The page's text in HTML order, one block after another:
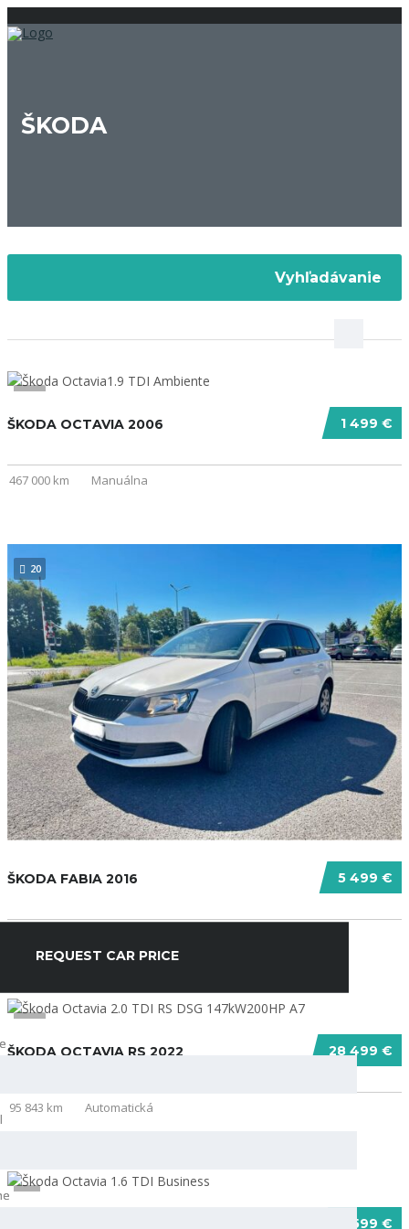
ŠKODA
Vyhľadávanie
16
1 499 €
ŠKODA OCTAVIA 2006
467 000 km Manuálna
20
5 499 €
ŠKODA FABIA 2016
13
28 499 €
ŠKODA OCTAVIA RS 2022
95 843 km Automatická
9
6 599 €
REQUEST CAR PRICE
REQUEST CAR PRICE